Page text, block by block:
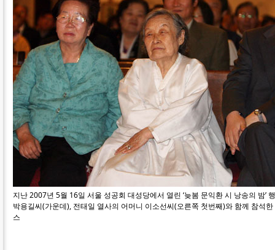
지난 2007년 5월 16일 서울 성공회 대성당에서 열린 ‘늦봄 문익환 시 낭송의 밤’
박용길씨(가운데), 전태일 열사의 어머니 이소선씨(오른쪽 첫번째)와 함께 참석
스